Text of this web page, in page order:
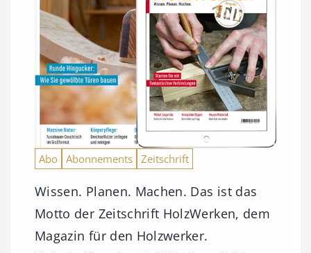
Abo Abonnements Zeitschrift
Wissen. Planen. Machen. Das ist das
Motto der Zeitschrift HolzWerken, dem
Magazin für den Holzwerker.